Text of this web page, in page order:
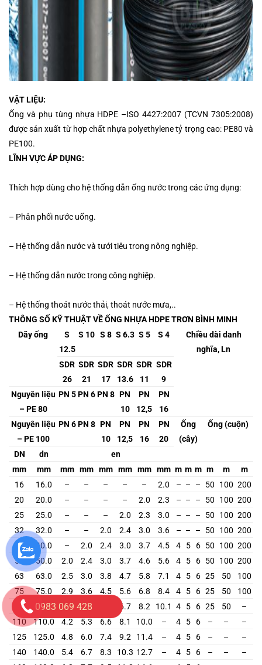
VẬT LIỆU:
Ống và phụ tùng nhựa HDPE –ISO 4427:2007 (TCVN 7305:2008)
được sản xuất từ hợp chất nhựa polyethylene tỷ trọng cao: PE80 và
PE100.
LĨNH VỰC ÁP DỤNG:
Thích hợp dùng cho hệ thống dẫn ống nước trong các ứng dụng:
– Phân phối nước uống.
– Hệ thống dẫn nước và tưới tiêu trong nông nghiệp.
– Hệ thống dẫn nước trong công nghiệp.
– Hệ thống thoát nước thải, thoát nước mưa,..
THÔNG SỐ KỸ THUẬT VỀ ỐNG NHỰA HDPE TRƠN BÌNH MINH
Dãy ống
S
12.5
S 10 S 8 S 6.3 S 5 S 4
Chiều dài danh
nghĩa, Ln
SDR
26
SDR
21
SDR
17
SDR
13.6
SDR
11
SDR
9
Nguyên liệu
– PE 80
PN 5 PN 6 PN 8 PN
10
PN
12,5
PN
16
Nguyên liệu
– PE 100
PN 6 PN 8 PN
10
PN
12,5
PN
16
PN
20
Ống
(cây)
Ống (cuộn)
DN dn
en
mm
mm mm mm mm mm mm mm m m m m m
m
16
16.0 – – – – – 2.0 – – – 50 100 200
20
20.0 – – – – 2.0 2.3 – – – 50 100 200
25
25.0 – – – 2.0 2.3 3.0 – – – 50 100 200
32
32.0 – – 2.0 2.4 3.0 3.6 – – – 50 100 200
40
40.0 – 2.0 2.4 3.0 3.7 4.5 4 5 6 50 100 200
50
50.0 2.0 2.4 3.0 3.7 4.6 5.6 4 5 6 50 100 200
63
63.0 2.5 3.0 3.8 4.7 5.8 7.1 4 5 6 25 50
100
75
75.0 2.9 3.6 4.5 5.6 6.8 8.4 4 5 6 25 50
100
90
90.0 3.5 4.3 6.7 8.2 10.1 4 5 6 25 50
–
110
110.0 4.2 5.3 6.6 8.1 10.0 – 4 5 6 – –
–
125
125.0 4.8 6.0 7.4 9.2 11.4 – 4 5 6 – –
–
140
140.0 5.4 6.7 8.3 10.3 12.7 – 4 5 6 – –
–
0983 069 428